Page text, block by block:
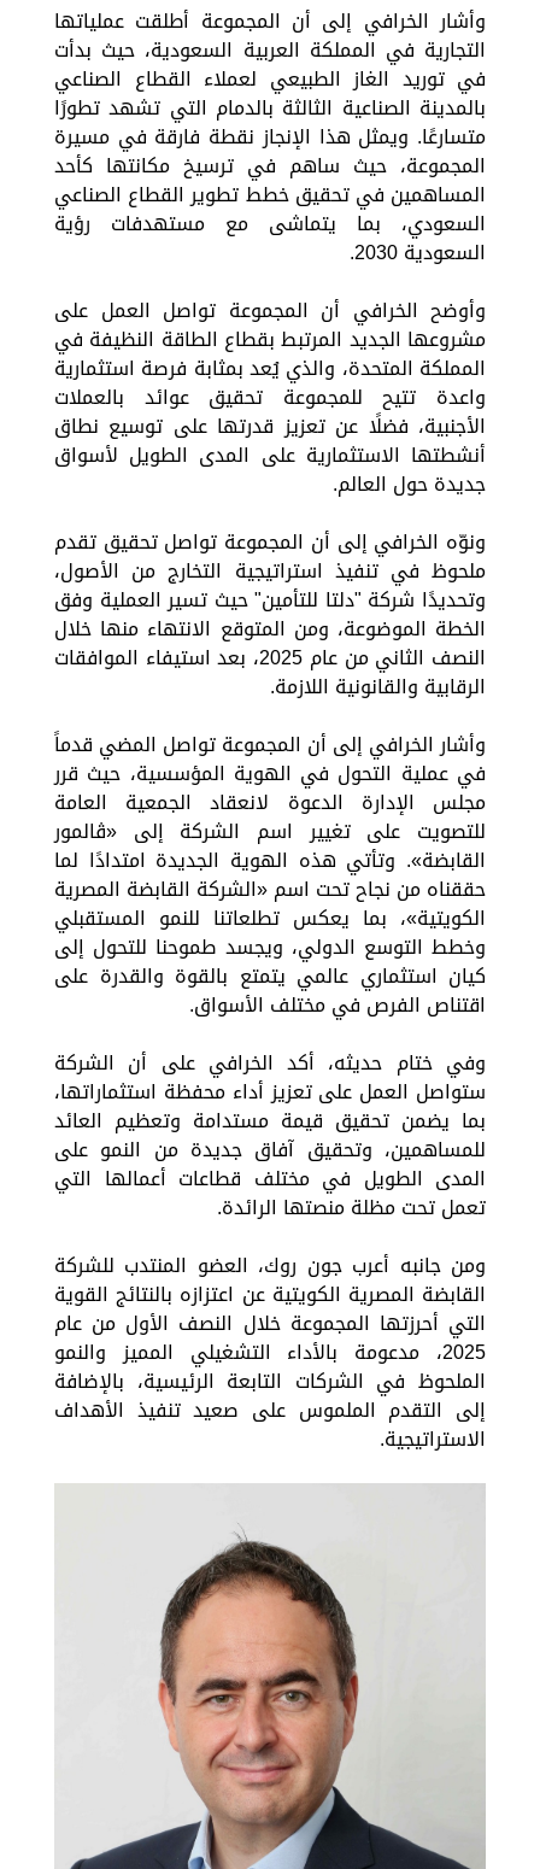
وأشار الخرافي إلى أن المجموعة أطلقت عملياتها
التجارية في المملكة العربية السعودية، حيث بدأت
في توريد الغاز الطبيعي لعملاء القطاع الصناعي
بالمدينة الصناعية الثالثة بالدمام التي تشهد تطورًا
متسارعًا. ويمثل هذا الإنجاز نقطة فارقة في مسيرة
المجموعة، حيث ساهم في ترسيخ مكانتها كأحد
المساهمين في تحقيق خطط تطوير القطاع الصناعي
السعودي، بما يتماشى مع مستهدفات رؤية
السعودية 2030.
وأوضح الخرافي أن المجموعة تواصل العمل على
مشروعها الجديد المرتبط بقطاع الطاقة النظيفة في
المملكة المتحدة، والذي يُعد بمثابة فرصة استثمارية
واعدة تتيح للمجموعة تحقيق عوائد بالعملات
الأجنبية، فضلًا عن تعزيز قدرتها على توسيع نطاق
أنشطتها الاستثمارية على المدى الطويل لأسواق
جديدة حول العالم.
ونوّه الخرافي إلى أن المجموعة تواصل تحقيق تقدم
ملحوظ في تنفيذ استراتيجية التخارج من الأصول،
وتحديدًا شركة "دلتا للتأمين" حيث تسير العملية وفق
الخطة الموضوعة، ومن المتوقع الانتهاء منها خلال
النصف الثاني من عام 2025، بعد استيفاء الموافقات
الرقابية والقانونية اللازمة.
وأشار الخرافي إلى أن المجموعة تواصل المضي قدماً
في عملية التحول في الهوية المؤسسية، حيث قرر
مجلس الإدارة الدعوة لانعقاد الجمعية العامة
للتصويت على تغيير اسم الشركة إلى «ڤالمور
القابضة». وتأتي هذه الهوية الجديدة امتدادًا لما
حققناه من نجاح تحت اسم «الشركة القابضة المصرية
الكويتية»، بما يعكس تطلعاتنا للنمو المستقبلي
وخطط التوسع الدولي، ويجسد طموحنا للتحول إلى
كيان استثماري عالمي يتمتع بالقوة والقدرة على
اقتناص الفرص في مختلف الأسواق.
وفي ختام حديثه، أكد الخرافي على أن الشركة
ستواصل العمل على تعزيز أداء محفظة استثماراتها،
بما يضمن تحقيق قيمة مستدامة وتعظيم العائد
للمساهمين، وتحقيق آفاق جديدة من النمو على
المدى الطويل في مختلف قطاعات أعمالها التي
تعمل تحت مظلة منصتها الرائدة.
ومن جانبه أعرب جون روك، العضو المنتدب للشركة
القابضة المصرية الكويتية عن اعتزازه بالنتائج القوية
التي أحرزتها المجموعة خلال النصف الأول من عام
2025، مدعومة بالأداء التشغيلي المميز والنمو
الملحوظ في الشركات التابعة الرئيسية، بالإضافة
إلى التقدم الملموس على صعيد تنفيذ الأهداف
الاستراتيجية.